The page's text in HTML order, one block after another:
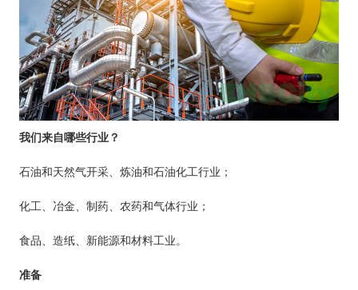
我们来自哪些行业？
石油和天然气开采、炼油和石油化工行业；
化工、冶金、制药、农药和气体行业；
食品、造纸、新能源和材料工业。
准备